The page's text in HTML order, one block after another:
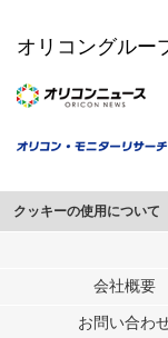
オリコングルー
クッキーの使用について
このサイトでは Cookie
行っています。
メディアや広告配信、
会社概要
お問い合わ